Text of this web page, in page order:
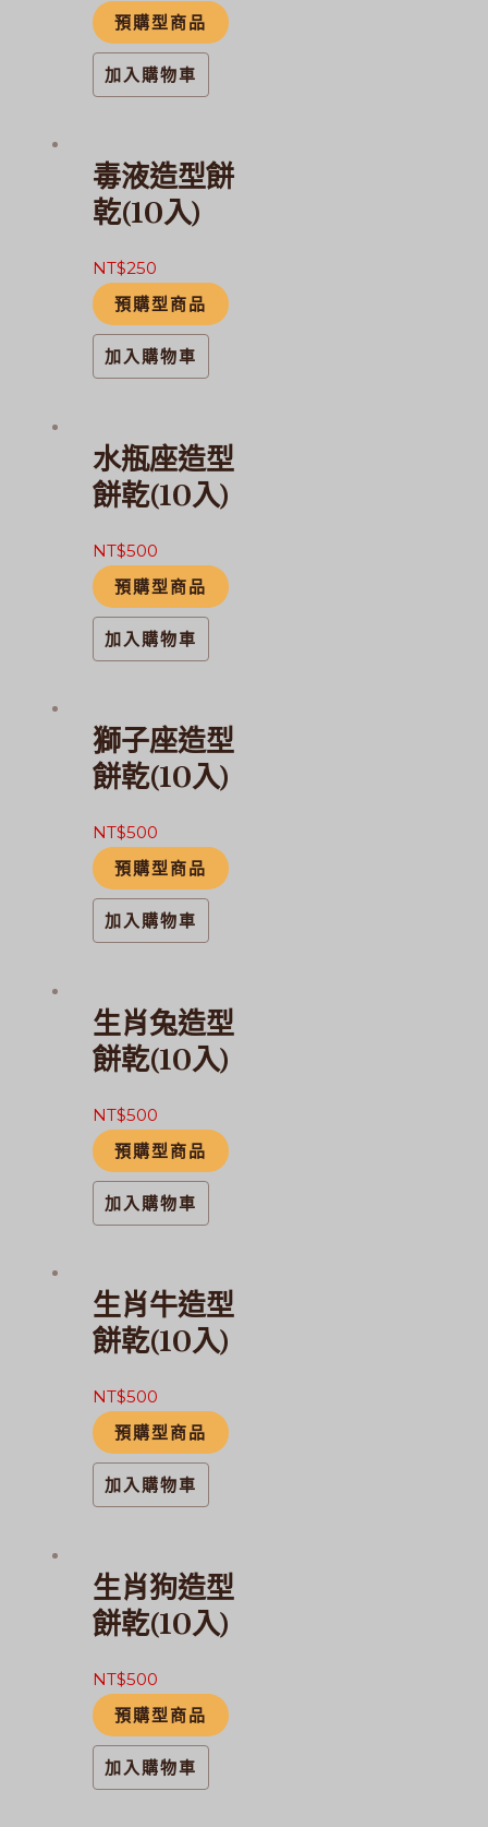
預購型商品
加入購物車
毒液造型餅
乾(10入)
NT$250
預購型商品
加入購物車
水瓶座造型
餅乾(10入)
NT$500
預購型商品
加入購物車
獅子座造型
餅乾(10入)
NT$500
預購型商品
加入購物車
生肖兔造型
餅乾(10入)
NT$500
預購型商品
加入購物車
生肖牛造型
餅乾(10入)
NT$500
預購型商品
加入購物車
生肖狗造型
餅乾(10入)
NT$500
預購型商品
加入購物車